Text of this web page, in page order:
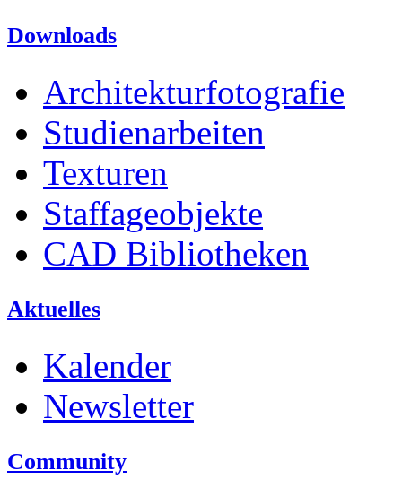
Downloads
Architekturfotografie
Studienarbeiten
Texturen
Staffageobjekte
CAD Bibliotheken
Aktuelles
Kalender
Newsletter
Community